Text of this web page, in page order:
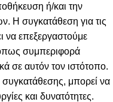
ή/και την
Η συγκατάθεση για τις
να επεξεργαστούμε
συμπεριφορά
σε αυτόν τον ιστότοπο.
μπορεί να
και δυνατότητες.